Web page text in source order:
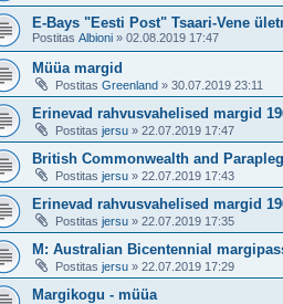
E-Bays "Eesti Post" Tsaari-Vene
Postitas Albioni » 02.08.2019 17:47
Müüa margid
Postitas Greenland » 30.07.2019 23:11
Erinevad rahvusvahelised margid
Postitas jersu » 22.07.2019 17:47
British Commonwealth and
Postitas jersu » 22.07.2019 17:43
Erinevad rahvusvahelised margid
Postitas jersu » 22.07.2019 17:35
M: Australian Bicentennial
Postitas jersu » 22.07.2019 17:29
Margikogu - müüa